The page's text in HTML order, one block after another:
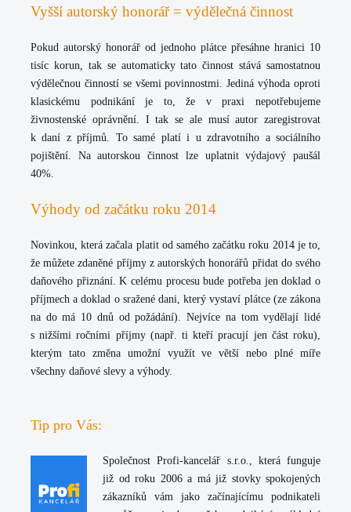
Vyšší autorský honorář = výdělečná činnost
Pokud autorský honorář od jednoho plátce přesáhne hranici 10
tisíc korun, tak se automaticky tato činnost stává samostatnou
výdělečnou činností se všemi povinnostmi. Jediná výhoda oproti
klasickému podnikání je to, že v praxi nepotřebujeme
živnostenské oprávnění. I tak se ale musí autor zaregistrovat
k daní z příjmů. To samé platí i u zdravotního a sociálního
pojištění. Na autorskou činnost lze uplatnit výdajový paušál
40%.
Výhody od začátku roku 2014
Novinkou, kterázačala platit od samého začátku roku 2014je to,
že můžete zdaněné příjmy z autorských honorářů přidat do svého
daňového přiznání. K celému procesu bude potřeba jen doklad o
příjmech a doklad o sražené dani, který vystaví plátce (ze zákona
na do má 10 dnů od požádání). Nejvíce na tom vydělají lidé
s nižšími ročními příjmy (např. ti kteří pracují jen část roku),
kterým tato změna umožní využít ve větší nebo plné míře
všechny daňové slevy a výhody.
Tip pro Vás:
SpolečnostProfi-kancelář s.r.o., která funguje
již od roku 2006 a má již stovky spokojených
zákazníků vám jako začínajícímu podnikateli